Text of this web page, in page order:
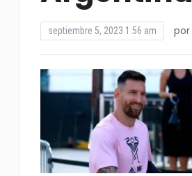
septiembre 5, 2023 1:56 am por